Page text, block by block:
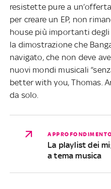
resistette pure a
per creare un EP, non
house più importanti
la dimostrazione che
navigato, che non deve
nuovi mondi musicali
better with you, Thomas.
da solo.
La playlist dei
a tema musica